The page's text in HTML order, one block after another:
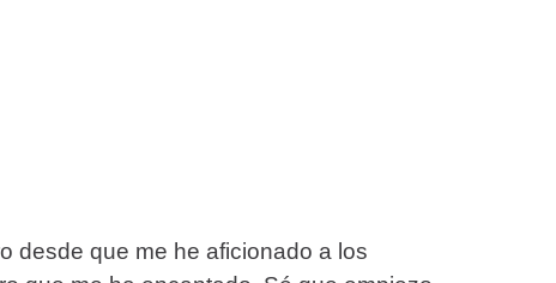
desde que me he aficionado a los